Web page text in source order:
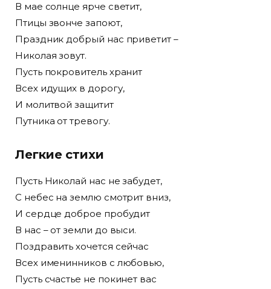
В мае солнце ярче светит,
Птицы звонче запоют,
Праздник добрый нас приветит –
Николая зовут.
Пусть покровитель хранит
Всех идущих в дорогу,
И молитвой защитит
Путника от тревогу.
Легкие стихи
Пусть Николай нас не забудет,
С небес на землю смотрит вниз,
И сердце доброе пробудит
В нас – от земли до выси.
Поздравить хочется сейчас
Всех именинников с любовью,
Пусть счастье не покинет вас